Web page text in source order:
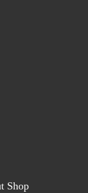
Shop